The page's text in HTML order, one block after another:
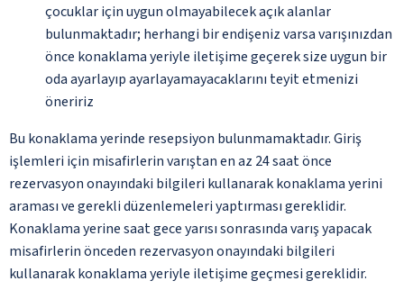
çocuklar için uygun olmayabilecek açık alanlar
bulunmaktadır; herhangi bir endişeniz varsa varışınızdan
önce konaklama yeriyle iletişime geçerek size uygun bir
oda ayarlayıp ayarlayamayacaklarını teyit etmenizi
öneririz
Bu konaklama yerinde resepsiyon bulunmamaktadır. Giriş
işlemleri için misafirlerin varıştan en az 24 saat önce
rezervasyon onayındaki bilgileri kullanarak konaklama yerini
araması ve gerekli düzenlemeleri yaptırması gereklidir.
Konaklama yerine saat gece yarısı sonrasında varış yapacak
misafirlerin önceden rezervasyon onayındaki bilgileri
kullanarak konaklama yeriyle iletişime geçmesi gereklidir.